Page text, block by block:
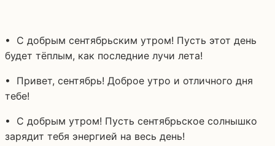
• С добрым сентябрьским утром! Пусть этот день
будет тёплым, как последние лучи лета!
• Привет, сентябрь! Доброе утро и отличного дня
тебе!
• С добрым утром! Пусть сентябрьское солнышко
зарядит тебя энергией на весь день!